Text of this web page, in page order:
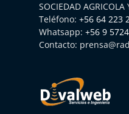
SOCIEDAD
Teléfono: +56 64 223
Whatsapp: +56 9
Contacto: